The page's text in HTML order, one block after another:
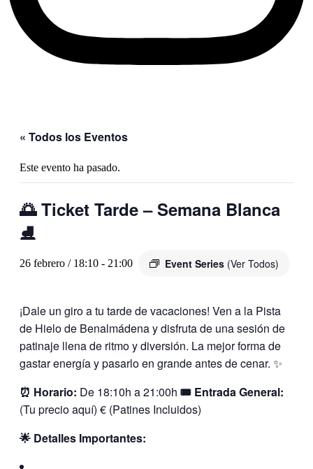
« Todos los Eventos
Este evento ha pasado.
🌅 Ticket Tarde – Semana Blanca
⛸️
26 febrero / 18:10 - 21:00 Event Series (Ver Todos)
¡Dale un giro a tu tarde de vacaciones! Ven a la Pista
de Hielo de Benalmádena y disfruta de una sesión de
patinaje llena de ritmo y diversión. La mejor forma de
gastar energía y pasarlo en grande antes de cenar. ✨
⏰ Horario: De 18:10h a 21:00h 🎟️ Entrada General:
(Tu precio aquí) € (Patines Incluidos)
🌟 Detalles Importantes: